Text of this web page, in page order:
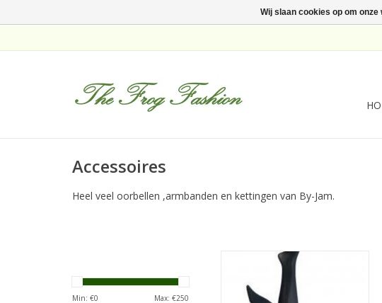
Accessoires
Heel veel oorbellen ,armbanden en kettingen van By-Jam.
Min: €0 Max: €250
Mooie sterke panty van Falke 100
Dernier
TOEVOEGEN AAN WINKELWAGEN
Wij slaan cookies op om